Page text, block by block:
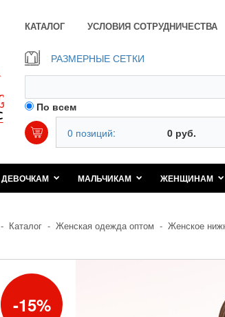
КАТАЛОГ УСЛОВИЯ СОТРУДНИЧЕСТВА
РАЗМЕРНЫЕ СЕТКИ
По всем
0 позиций: 0 руб.
ДЕВОЧКАМ МАЛЬЧИКАМ ЖЕНЩИНАМ
- Каталог - Женская одежда оптом - Женское
15